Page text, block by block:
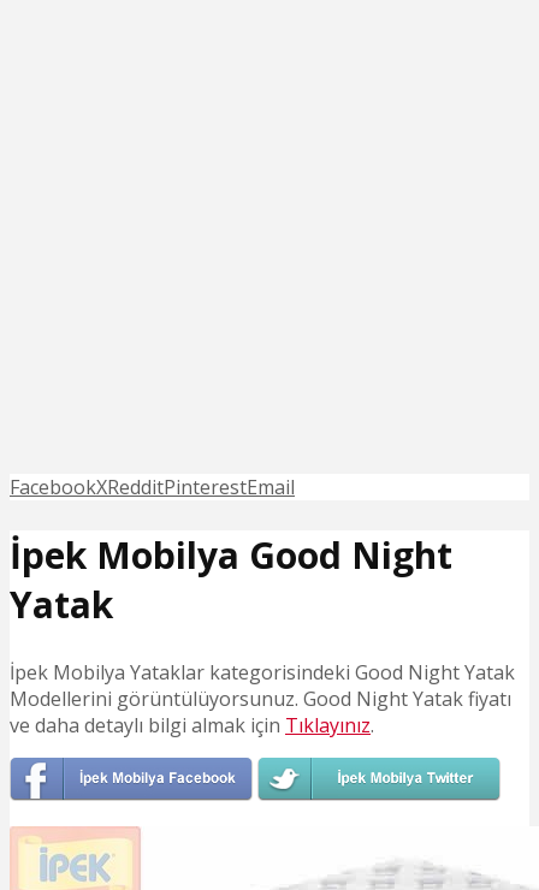
FacebookXRedditPinterestEmail
İpek Mobilya Good Night
Yatak
İpek Mobilya Yataklar kategorisindeki Good Night Yatak
Modellerini görüntülüyorsunuz. Good Night Yatak fiyatı
ve daha detaylı bilgi almak için Tıklayınız.